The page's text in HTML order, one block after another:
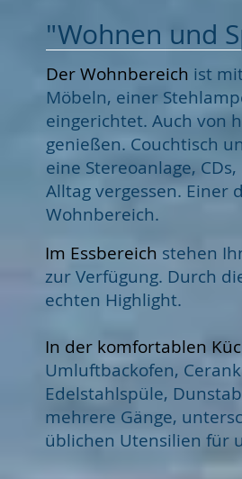
"Wohnen und
Der Wohnbereich ist
Möbeln, einer
eingerichtet. Auch von
genießen. Couchtisch
eine Stereoanlage,
Alltag vergessen. Einer
Wohnbereich.
Im Essbereich stehen
zur Verfügung. Durch
echten Highlight.
In der komfortablen
Umluftbackofen,
Edelstahlspüle,
mehrere Gänge,
üblichen Utensilien für